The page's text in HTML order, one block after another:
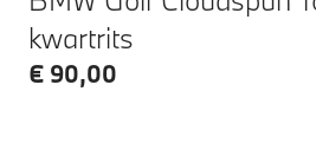
kwartrits
€ 90,00